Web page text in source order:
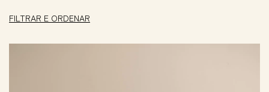
FILTRAR E ORDENAR